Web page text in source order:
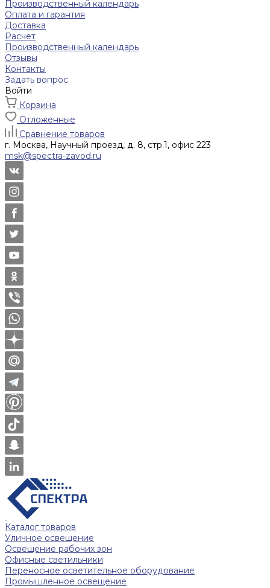
Производственный календарь
Оплата и гарантия
Доставка
Расчет
Производственный календарь
Отзывы
Контакты
Задать вопрос
Войти
Корзина
Отложенные
Сравнение товаров
г. Москва, Научный проезд, д. 8, стр.1, офис 223
msk@spectra-zavod.ru
Каталог товаров
Уличное освещение
Освещение рабочих зон
Офисные светильники
Переносное осветительное оборудование
Промышленное освещение